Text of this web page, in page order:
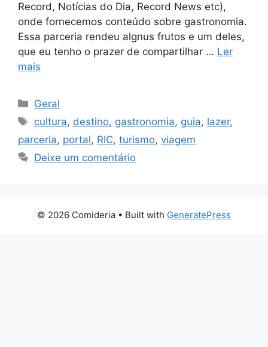
Record, Notícias do Dia, Record News etc),
onde fornecemos conteúdo sobre gastronomia.
Essa parceria rendeu algnus frutos e um deles,
que eu tenho o prazer de compartilhar … Ler
mais
Categorias
Geral
Tags
cultura, destino, gastronomia, guia, lazer,
parceria, portal, RIC, turismo, viagem
Deixe um comentário
© 2026 Comideria • Built with GeneratePress